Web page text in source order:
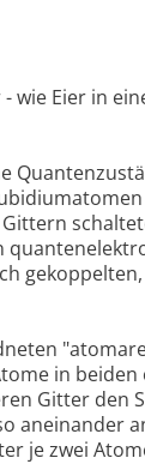
wie Eier in
in
Gitter den
aneinander
je zwei